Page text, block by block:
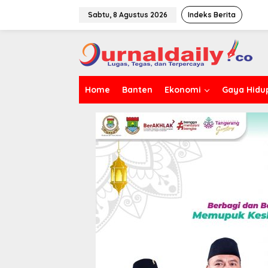
Sabtu, 8 Agustus 2026 Indeks Berita
Home Banten Ekonomi Gaya